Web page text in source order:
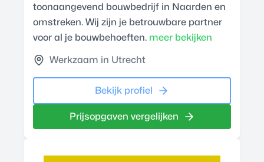
toonaangevend bouwbedrijf in Naarden en
omstreken. Wij zijn je betrouwbare partner
voor al je bouwbehoeften. meer bekijken
Werkzaam in Utrecht
Bekijk profiel
Prijsopgaven vergelijken